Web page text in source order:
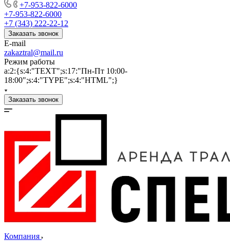
+7-953-822-6000
+7-953-822-6000
+7 (343) 222-22-12
Заказать звонок
E-mail
zakaztral@mail.ru
Режим работы
a:2:{s:4:"TEXT";s:17:"Пн-Пт 10:00-
18:00";s:4:"TYPE";s:4:"HTML";}
Заказать звонок
Компания